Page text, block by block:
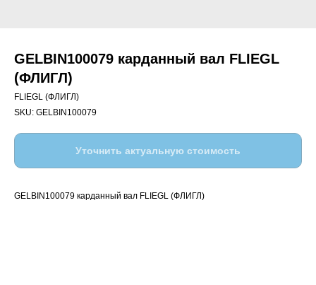
GELBIN100079 карданный вал FLIEGL
(ФЛИГЛ)
FLIEGL (ФЛИГЛ)
SKU: GELBIN100079
Уточнить актуальную стоимость
GELBIN100079 карданный вал FLIEGL (ФЛИГЛ)